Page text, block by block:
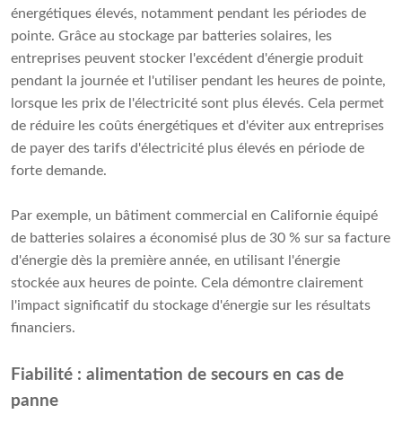
énergétiques élevés, notamment pendant les périodes de
pointe. Grâce au stockage par batteries solaires, les
entreprises peuvent stocker l'excédent d'énergie produit
pendant la journée et l'utiliser pendant les heures de pointe,
lorsque les prix de l'électricité sont plus élevés. Cela permet
de réduire les coûts énergétiques et d'éviter aux entreprises
de payer des tarifs d'électricité plus élevés en période de
forte demande.
Par exemple, un bâtiment commercial en Californie équipé
de batteries solaires a économisé plus de 30 % sur sa facture
d'énergie dès la première année, en utilisant l'énergie
stockée aux heures de pointe. Cela démontre clairement
l'impact significatif du stockage d'énergie sur les résultats
financiers.
Fiabilité : alimentation de secours en cas de
panne